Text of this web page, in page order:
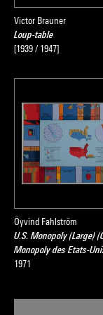
Cette dernière
le regard que
Cette exposition
de l’Hommage
1997.
Victor Brauner
Loup-table
[1939 / 1947]
Öyvind Fahlström
U.S. Monopoly (Large)
Monopoly des Etats-
1971